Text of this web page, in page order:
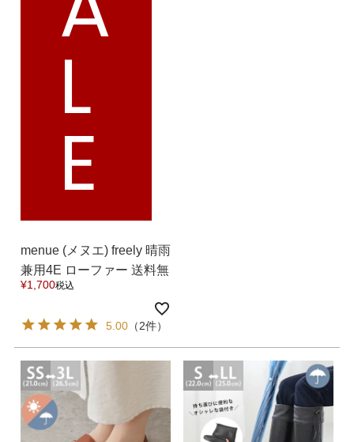
よくあるご質問
サイズの測り方
特定商取引法
会社概要
L
E
menue (メヌエ) freely 晴雨
兼用4E ローファー 送料無
料
¥1,700税込
5.00（2件）